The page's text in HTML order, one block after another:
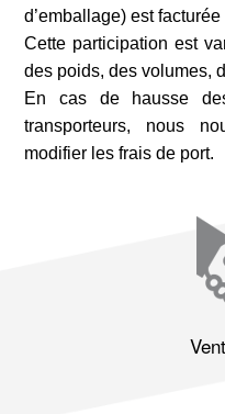
d’emballage) est
Cette participation est
des poids, des volumes,
En cas de hausse
transporteurs, nous
modifier les frais de port.